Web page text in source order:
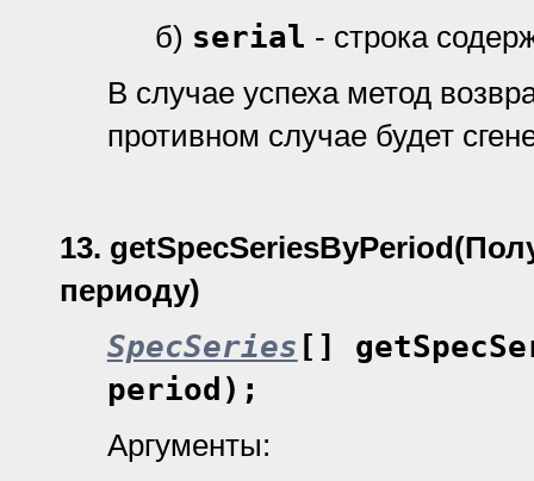
б) serial - строка
В случае успеха метод
противном случае будет
13. getSpecSeriesByPeriod
периоду)
SpecSeries []
period);
Аргументы: